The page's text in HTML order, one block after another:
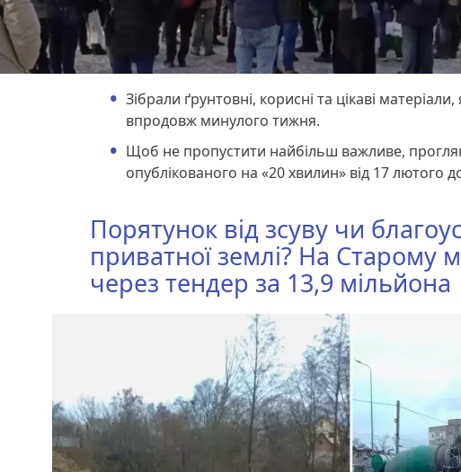
Зібрали ґрунтовні, корисні та цікаві
впродовж минулого тижня.
Щоб не пропустити найбільш важливе,
опублікованого на «20 хвилин» від 17 лютого
Порятунок від зсуву чи
приватної землі? На Старому
через тендер за 13,9 мільйона